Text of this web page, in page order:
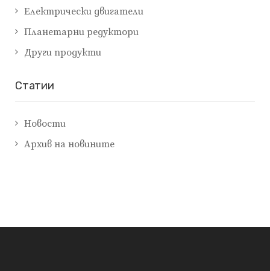
Електрически двигатели
Планетарни редуктори
Други продукти
Cтатии
Новости
Архив на новините